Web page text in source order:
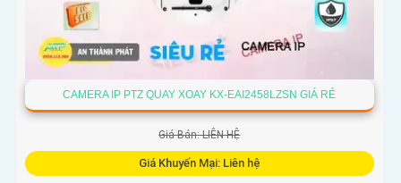
CAMERA IP PTZ QUAY XOAY KX-EAI2458LZSN GIÁ RẺ
Giá Bán: LIÊN HỆ
Giá Khuyến Mại: Liên hệ